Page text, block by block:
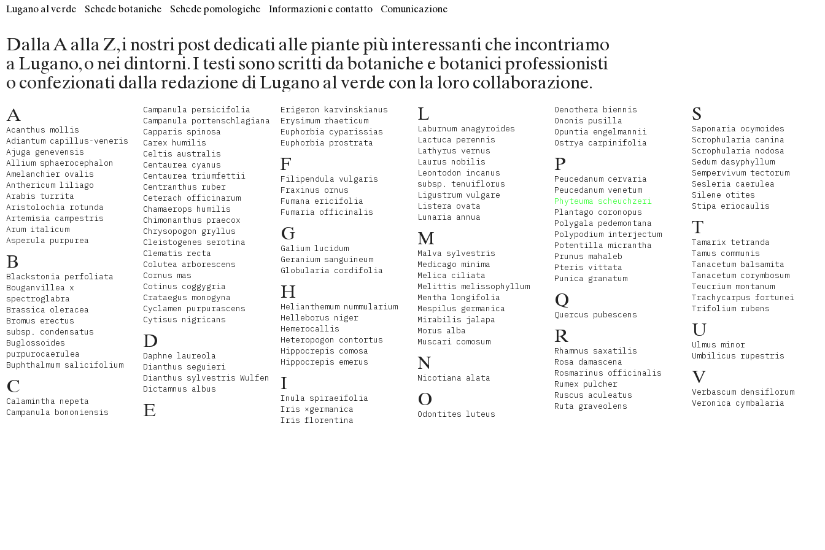
Lugano al verde Schede botaniche Schede pomologiche Informazioni e contatto Comunicazione
Dalla A alla Z, i nostri post dedicati alle piante più interessanti che incontriamo
a Lugano, o nei dintorni. I testi sono scritti da botaniche e botanici professionisti
o confezionati dalla redazione di Lugano al verde con la loro collaborazione.
A
Acanthus mollis
Adiantum capillus-veneris
Ajuga genevensis
Allium sphaerocephalon
Amelanchier ovalis
Anthericum liliago
Arabis turrita
Aristolochia rotunda
Artemisia campestris
Arum italicum
Asperula purpurea
B
Blackstonia perfoliata
Bouganvillea x
spectroglabra
Brassica oleracea
Bromus erectus
subsp. condensatus
Buglossoides
purpurocaerulea
Buphthalmum salicifolium
C
Calamintha nepeta
Campanula bononiensis
Campanula persicifolia
Campanula portenschlagiana
Capparis spinosa
Carex humilis
Celtis australis
Centaurea cyanus
Centaurea triumfettii
Centranthus ruber
Ceterach officinarum
Chamaerops humilis
Chimonanthus praecox
Chrysopogon gryllus
Cleistogenes serotina
Clematis recta
Colutea arborescens
Cornus mas
Cotinus coggygria
Crataegus monogyna
Cyclamen purpurascens
Cytisus nigricans
D
Daphne laureola
Dianthus seguieri
Dianthus sylvestris Wulfen
Dictamnus albus
E
Erigeron karvinskianus
Erysimum rhaeticum
Euphorbia cyparissias
Euphorbia prostrata
F
Filipendula vulgaris
Fraxinus ornus
Fumana ericifolia
Fumaria officinalis
G
Galium lucidum
Geranium sanguineum
Globularia cordifolia
H
Helianthemum nummularium
Helleborus niger
Hemerocallis
Heteropogon contortus
Hippocrepis comosa
Hippocrepis emerus
I
Inula spiraeifolia
Iris ×germanica
Iris florentina
L
Laburnum anagyroides
Lactuca perennis
Lathyrus vernus
Laurus nobilis
Leontodon incanus
subsp. tenuiflorus
Ligustrum vulgare
Listera ovata
Lunaria annua
M
Malva sylvestris
Medicago minima
Melica ciliata
Melittis melissophyllum
Mentha longifolia
Mespilus germanica
Mirabilis jalapa
Morus alba
Muscari comosum
N
Nicotiana alata
O
Odontites luteus
Oenothera biennis
Ononis pusilla
Opuntia engelmannii
Ostrya carpinifolia
P
Peucedanum cervaria
Peucedanum venetum
Phyteuma scheuchzeri
Plantago coronopus
Polygala pedemontana
Polypodium interjectum
Potentilla micrantha
Prunus mahaleb
Pteris vittata
Punica granatum
Q
Quercus pubescens
R
Rhamnus saxatilis
Rosa damascena
Rosmarinus officinalis
Rumex pulcher
Ruscus aculeatus
Ruta graveolens
S
Saponaria ocymoides
Scrophularia canina
Scrophularia nodosa
Sedum dasyphyllum
Sempervivum tectorum
Sesleria caerulea
Silene otites
Stipa eriocaulis
T
Tamarix tetranda
Tamus communis
Tanacetum balsamita
Tanacetum corymbosum
Teucrium montanum
Trachycarpus fortunei
Trifolium rubens
U
Ulmus minor
Umbilicus rupestris
V
Verbascum densiflorum
Veronica cymbalaria